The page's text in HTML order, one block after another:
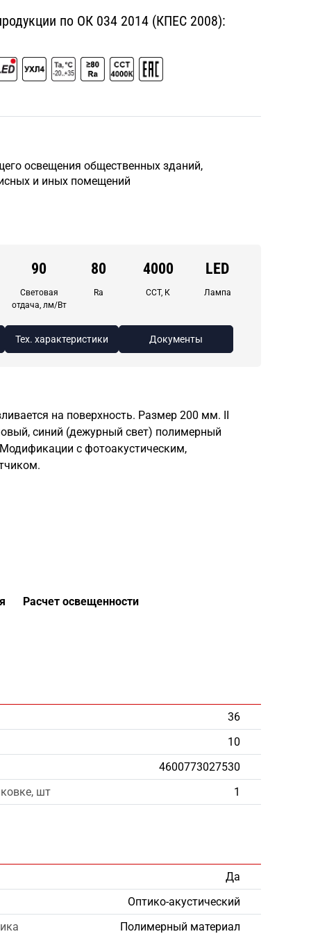
по ОК 034 2014 (КПЕС 2008):
освещения общественных зданий,
и иных помещений
90
Световая
отдача, лм/Вт
80
Ra
4000
CCT, К
LED
Лампа
Тех. характеристики Документы
на поверхность. Размер 200 мм. II
синий (дежурный свет) полимерный
с фотоакустическим,
Расчет освещенности
36
10
4600773027530
шт
1
Да
Оптико-акустический
Полимерный материал